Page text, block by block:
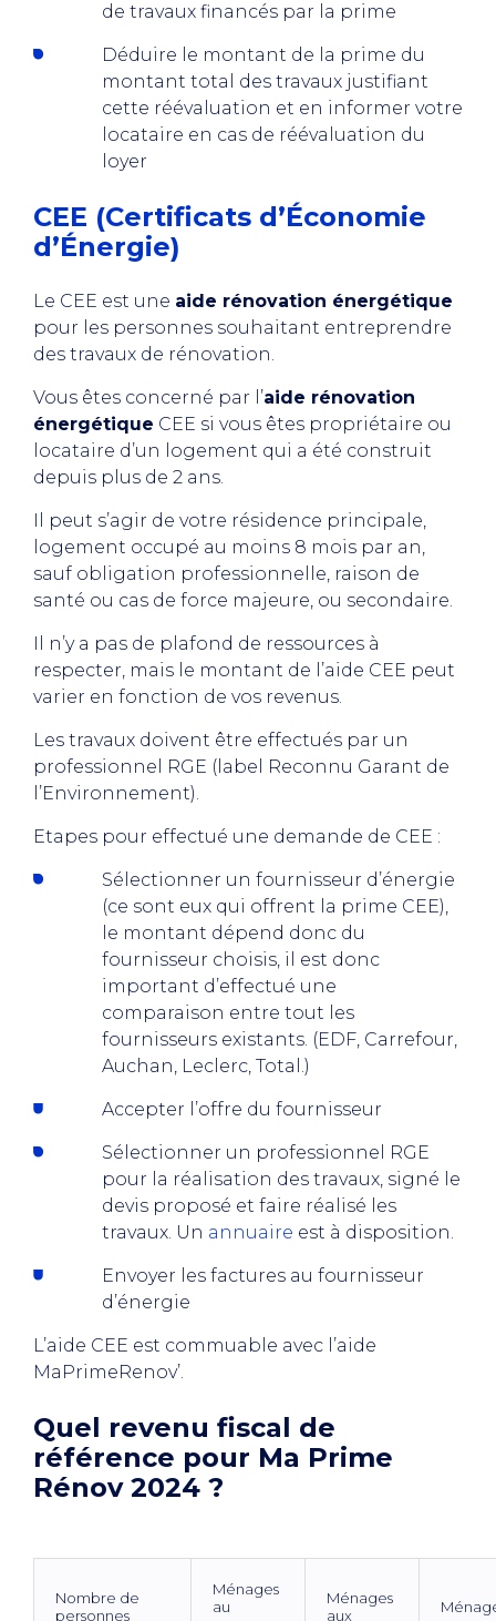
de travaux financés par la prime
Déduire le montant de la prime du
montant total des travaux justifiant
cette réévaluation et en informer votre
locataire en cas de réévaluation du
loyer
CEE (Certificats d’Économie
d’Énergie)
Le CEE est une aide rénovation énergétique
pour les personnes souhaitant entreprendre
des travaux de rénovation.
Vous êtes concerné par l’aide rénovation
énergétique CEE si vous êtes propriétaire ou
locataire d’un logement qui a été construit
depuis plus de 2 ans.
Il peut s’agir de votre résidence principale,
logement occupé au moins 8 mois par an,
sauf obligation professionnelle, raison de
santé ou cas de force majeure, ou secondaire.
Il n’y a pas de plafond de ressources à
respecter, mais le montant de l’aide CEE peut
varier en fonction de vos revenus.
Les travaux doivent être effectués par un
professionnel RGE (label Reconnu Garant de
l’Environnement).
Etapes pour effectué une demande de CEE :
Sélectionner un fournisseur d’énergie
(ce sont eux qui offrent la prime CEE),
le montant dépend donc du
fournisseur choisis, il est donc
important d’effectué une
comparaison entre tout les
fournisseurs existants. (EDF, Carrefour,
Auchan, Leclerc, Total.)
Accepter l’offre du fournisseur
Sélectionner un professionnel RGE
pour la réalisation des travaux, signé le
devis proposé et faire réalisé les
travaux. Un annuaire est à disposition.
Envoyer les factures au fournisseur
d’énergie
L’aide CEE est commuable avec l’aide
MaPrimeRenov’.
Quel revenu fiscal de
référence pour Ma Prime
Rénov 2024 ?
Nombre de
personnes
Ménages
au
Ménages
aux